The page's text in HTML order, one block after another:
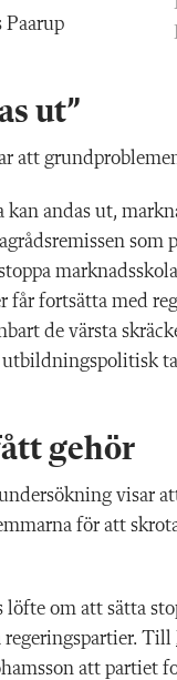
Paarup
ut”
att
kan andas ut,
som
får fortsätta med
de värsta
gehör
visar
för att
löfte om att sätta
regeringspartier. Till
att partiet